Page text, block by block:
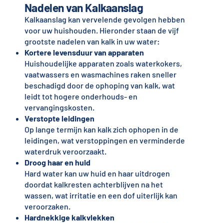
Nadelen van Kalkaanslag
Kalkaanslag kan vervelende gevolgen hebben
voor uw huishouden. Hieronder staan de vijf
grootste nadelen van kalk in uw water:
Kortere levensduur van apparaten
Huishoudelijke apparaten zoals waterkokers,
vaatwassers en wasmachines raken sneller
beschadigd door de ophoping van kalk, wat
leidt tot hogere onderhouds- en
vervangingskosten.
Verstopte leidingen
Op lange termijn kan kalk zich ophopen in de
leidingen, wat verstoppingen en verminderde
waterdruk veroorzaakt.
Droog haar en huid
Hard water kan uw huid en haar uitdrogen
doordat kalkresten achterblijven na het
wassen, wat irritatie en een dof uiterlijk kan
veroorzaken.
Hardnekkige kalkvlekken